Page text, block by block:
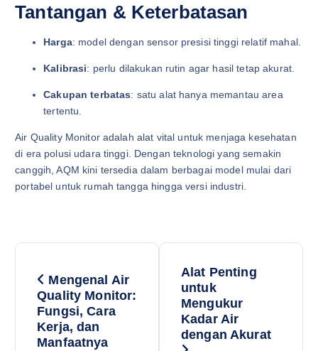
Tantangan & Keterbatasan
Harga: model dengan sensor presisi tinggi relatif mahal.
Kalibrasi: perlu dilakukan rutin agar hasil tetap akurat.
Cakupan terbatas: satu alat hanya memantau area
tertentu.
Air Quality Monitor adalah alat vital untuk menjaga kesehatan
di era polusi udara tinggi. Dengan teknologi yang semakin
canggih, AQM kini tersedia dalam berbagai model mulai dari
portabel untuk rumah tangga hingga versi industri.
Mengenal Air
Quality Monitor:
Fungsi, Cara
Kerja, dan
Manfaatnya
Alat Penting
untuk
Mengukur
Kadar Air
dengan Akurat